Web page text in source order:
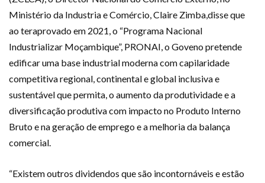
Ministério da Industria e Comércio, Claire Zimba,disse que
ao teraprovado em 2021, o “Programa Nacional
Industrializar Moçambique”, PRONAI, o Goveno pretende
edificar uma base industrial moderna com capilaridade
competitiva regional, continental e global inclusiva e
sustentável que permita, o aumento da produtividade e a
diversificação produtiva com impacto no Produto Interno
Bruto e na geração de emprego e a melhoria da balança
comercial.
“Existem outros dividendos que são incontornáveis e estão